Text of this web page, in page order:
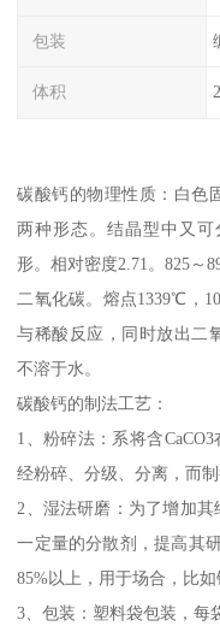
包装
体积
碳酸钙的物理性质：白色
两种形态。结晶型中又
形。相对密度2.71。825
二氧化碳。熔点1339℃，
与稀酸反应，同时放出二
不溶于水。
碳酸钙的制法工艺：
1、粉碎法：系将含
经粉碎、分级、分离，而制
2、湿法研磨：为了增加
一定量的分散剂，提高其
85%以上，用于场合，比如
3、包装：塑料袋包装，每